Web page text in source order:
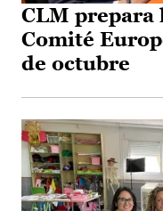
CLM prepara
Comité
de octubre